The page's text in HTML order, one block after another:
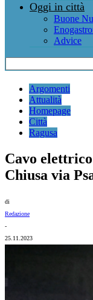
Oggi in città
Buone
Advice
Argomenti
Attualità
Homepage
Città
Ragusa
Cavo
Chiusa via
di
Redazione
-
25.11.2023